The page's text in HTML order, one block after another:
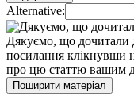
Alternative:
Дякуємо, що дочитали
посилання клікнувши
про цю статтю вашим
Поширити матеріал